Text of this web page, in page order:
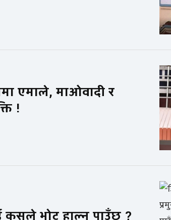
एमाले, माओवादी र
!
कसले भोट हाल्न पाउँछ ?